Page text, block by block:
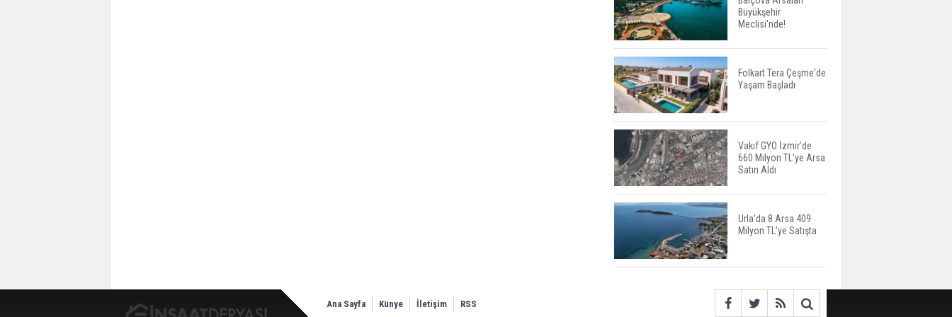
Yatırımcıların Bina Tercihi
Öne Çıkıyor
TOKİ'nin Kiralık Sosyal
Konut Modeli Kiraları
Düşürür Mü?
İkinci El Konut Fiyatları
İspanya'da Bir Yılda
Yüzde 16,2 Arttı
Konut Satışları Güçlü
Seyrini Korudu Yabancıya
Satış Geriledi
Büyükşehir
Meclisi'nde!
Folkart Tera Çeşme'de
Yaşam Başladı
Vakıf GYO İzmir’de
660 Milyon TL’ye Arsa
Satın Aldı
Urla’da 8 Arsa 409
Milyon TL’ye Satışta
Ana Sayfa Künye İletişim RSS